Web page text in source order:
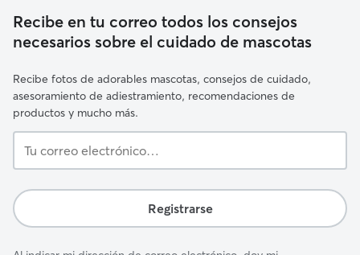
Recibe en tu correo todos los consejos
necesarios sobre el cuidado de mascotas
Recibe fotos de adorables mascotas, consejos de cuidado,
asesoramiento de adiestramiento, recomendaciones de
productos y mucho más.
correo
Registrarse